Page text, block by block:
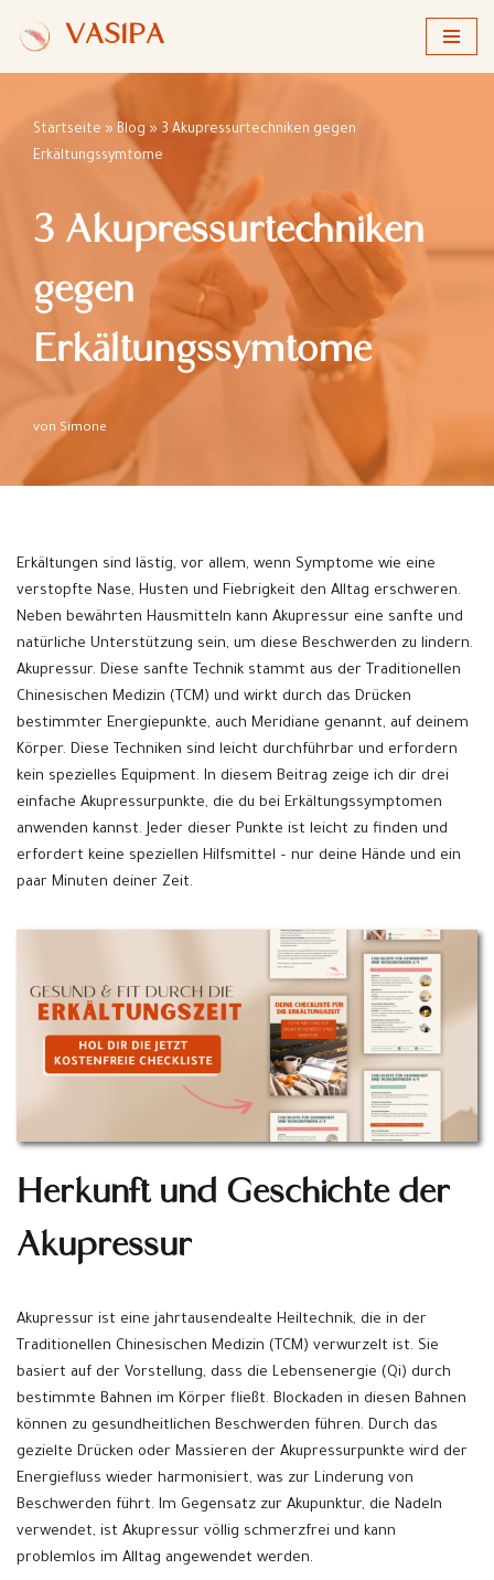
VASIPA
Startseite » Blog » 3 Akupressurtechniken gegen
Erkältungssymtome
3 Akupressurtechniken
gegen
Erkältungssymtome
von Simone
Erkältungen sind lästig, vor allem, wenn Symptome wie eine
verstopfte Nase, Husten und Fiebrigkeit den Alltag erschweren.
Neben bewährten Hausmitteln kann Akupressur eine sanfte und
natürliche Unterstützung sein, um diese Beschwerden zu lindern.
Akupressur. Diese sanfte Technik stammt aus der Traditionellen
Chinesischen Medizin (TCM) und wirkt durch das Drücken
bestimmter Energiepunkte, auch Meridiane genannt, auf deinem
Körper. Diese Techniken sind leicht durchführbar und erfordern
kein spezielles Equipment. In diesem Beitrag zeige ich dir drei
einfache Akupressurpunkte, die du bei Erkältungssymptomen
anwenden kannst. Jeder dieser Punkte ist leicht zu finden und
erfordert keine speziellen Hilfsmittel – nur deine Hände und ein
paar Minuten deiner Zeit.
Herkunft und Geschichte der
Akupressur
Akupressur ist eine jahrtausendealte Heiltechnik, die in der
Traditionellen Chinesischen Medizin (TCM) verwurzelt ist. Sie
basiert auf der Vorstellung, dass die Lebensenergie (Qi) durch
bestimmte Bahnen im Körper fließt. Blockaden in diesen Bahnen
können zu gesundheitlichen Beschwerden führen. Durch das
gezielte Drücken oder Massieren der Akupressurpunkte wird der
Energiefluss wieder harmonisiert, was zur Linderung von
Beschwerden führt. Im Gegensatz zur Akupunktur, die Nadeln
verwendet, ist Akupressur völlig schmerzfrei und kann
problemlos im Alltag angewendet werden.